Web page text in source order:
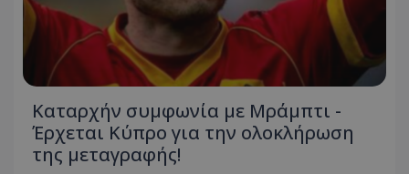
Καταρχήν συμφωνία με Μράμπτι -
Έρχεται Κύπρο για την ολοκλήρωση
της μεταγραφής!